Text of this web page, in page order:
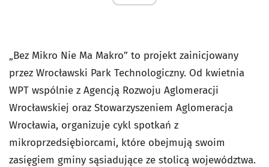
„Bez Mikro Nie Ma Makro” to projekt zainicjowany
przez Wrocławski Park Technologiczny. Od kwietnia
WPT wspólnie z Agencją Rozwoju Aglomeracji
Wrocławskiej oraz Stowarzyszeniem Aglomeracja
Wrocławia, organizuje cykl spotkań z
mikroprzedsiębiorcami, które obejmują swoim
zasięgiem gminy sąsiadujące ze stolicą województwa.